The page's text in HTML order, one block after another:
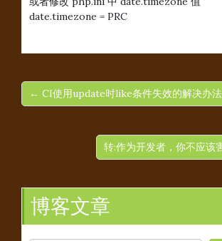
date.timezone = PRC
← CI使用update时like条件失效的解决办法
转:作为开发者，你不应该
博客文章